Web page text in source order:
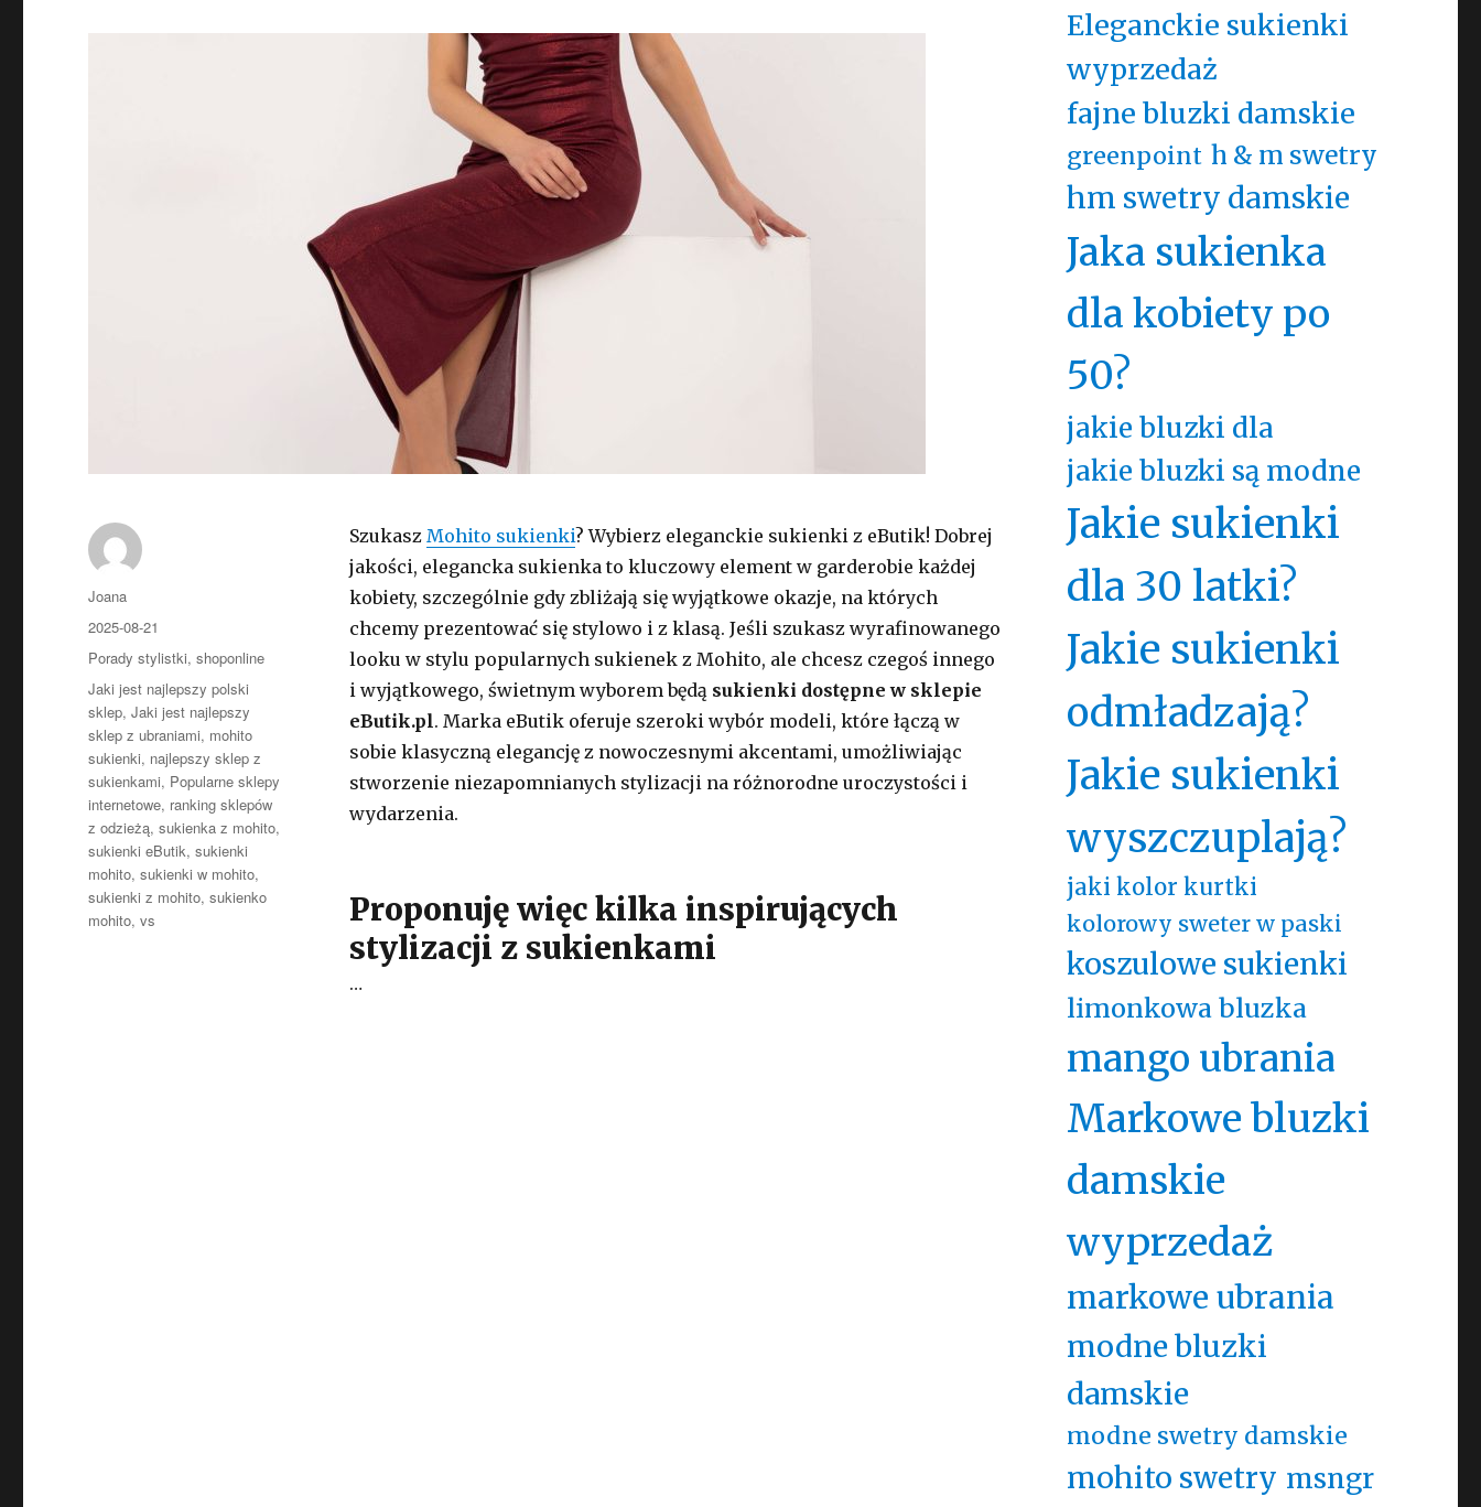
Szukasz Mohito sukienki? Wybierz eleganckie sukienki z eButik! Dobrej
jakości, elegancka sukienka to kluczowy element w garderobie każdej
kobiety, szczególnie gdy zbliżają się wyjątkowe okazje, na których
chcemy prezentować się stylowo i z klasą. Jeśli szukasz wyrafinowanego
looku w stylu popularnych sukienek z Mohito, ale chcesz czegoś innego
i wyjątkowego, świetnym wyborem będą sukienki dostępne w sklepie
eButik.pl. Marka eButik oferuje szeroki wybór modeli, które łączą w
sobie klasyczną elegancję z nowoczesnymi akcentami, umożliwiając
stworzenie niezapomnianych stylizacji na różnorodne uroczystości i
wydarzenia.
Proponuję więc kilka inspirujących
stylizacji z sukienkami
…
Autor
Joana
Opublikowano
2025-08-21
Kategorie
Porady stylistki,shoponline
Tagi
Jaki jest najlepszy polski
sklep,Jaki jest najlepszy
sklep z ubraniami, mohito
sukienki, najlepszy sklep z
sukienkami, Popularne sklepy
internetowe, ranking sklepów
z odzieżą,sukienka z mohito,
sukienki eButik,sukienki
mohito,sukienki w mohito,
sukienki z mohito,sukienko
mohito,vs
Eleganckie sukienki
wyprzedaż
fajne bluzki damskie
greenpoint h & m swetry
hm swetry damskie
Jaka sukienka
dla kobiety po
50?
jakie bluzki dla
jakie bluzki są modne
Jakie sukienki
dla 30 latki?
Jakie sukienki
odmładzają?
Jakie sukienki
wyszczuplają?
jaki kolor kurtki
kolorowy sweter w paski
koszulowe sukienki
limonkowa bluzka
mango ubrania
Markowe bluzki
damskie
wyprzedaż
markowe ubrania
modne bluzki
damskie
modne swetry damskie
mohito swetry msngr